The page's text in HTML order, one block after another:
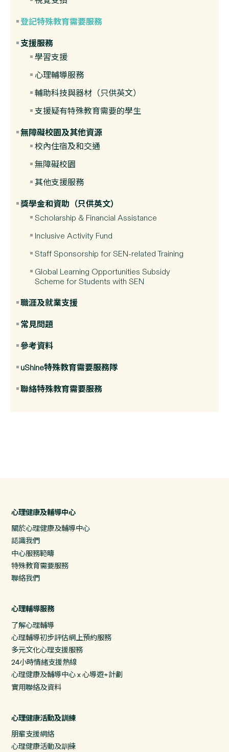
登記特殊教育需要服務
支援服務
學習支援
心理輔導服務
輔助科技與器材（只供英文）
支援疑有特殊教育需要的學生
無障礙校園及其他資源
校內住宿及和交通
無障礙校園
其他支援服務
獎學金和資助（只供英文）
Scholarship & Financial Assistance
Inclusive Activity Fund
Staff Sponsorship for SEN-related Training
Global Learning Opportunities Subsidy
Scheme for Students with SEN
職涯及就業支援
常見問題
參考資料
uShine特殊教育需要服務隊
聯絡特殊教育需要服務
心理健康及輔導中心
關於心理健康及輔導中心
認識我們
中心服務範疇
特殊教育需要服務
聯絡我們
心理輔導服務
了解心理輔導
心理輔導初步評估網上預約服務
多元文化心理支援服務
24小時情緒支援熱線
心理健康及輔導中心 x 心導遊+計劃
實用聯絡及資料
心理健康活動及訓練
朋輩支援網絡
心理健康活動及訓練